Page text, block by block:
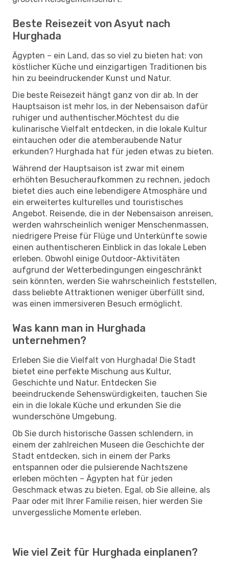
Beste Reisezeit von Asyut nach
Hurghada
Ägypten – ein Land, das so viel zu bieten hat: von
köstlicher Küche und einzigartigen Traditionen bis
hin zu beeindruckender Kunst und Natur.
Die beste Reisezeit hängt ganz von dir ab. In der
Hauptsaison ist mehr los, in der Nebensaison dafür
ruhiger und authentischer.Möchtest du die
kulinarische Vielfalt entdecken, in die lokale Kultur
eintauchen oder die atemberaubende Natur
erkunden? Hurghada hat für jeden etwas zu bieten.
Während der Hauptsaison ist zwar mit einem
erhöhten Besucheraufkommen zu rechnen, jedoch
bietet dies auch eine lebendigere Atmosphäre und
ein erweitertes kulturelles und touristisches
Angebot. Reisende, die in der Nebensaison anreisen,
werden wahrscheinlich weniger Menschenmassen,
niedrigere Preise für Flüge und Unterkünfte sowie
einen authentischeren Einblick in das lokale Leben
erleben. Obwohl einige Outdoor-Aktivitäten
aufgrund der Wetterbedingungen eingeschränkt
sein könnten, werden Sie wahrscheinlich feststellen,
dass beliebte Attraktionen weniger überfüllt sind,
was einen immersiveren Besuch ermöglicht.
Was kann man in Hurghada
unternehmen?
Erleben Sie die Vielfalt von Hurghada! Die Stadt
bietet eine perfekte Mischung aus Kultur,
Geschichte und Natur. Entdecken Sie
beeindruckende Sehenswürdigkeiten, tauchen Sie
ein in die lokale Küche und erkunden Sie die
wunderschöne Umgebung.
Ob Sie durch historische Gassen schlendern, in
einem der zahlreichen Museen die Geschichte der
Stadt entdecken, sich in einem der Parks
entspannen oder die pulsierende Nachtszene
erleben möchten – Ägypten hat für jeden
Geschmack etwas zu bieten. Egal, ob Sie alleine, als
Paar oder mit Ihrer Familie reisen, hier werden Sie
unvergessliche Momente erleben.
Wie viel Zeit für Hurghada einplanen?